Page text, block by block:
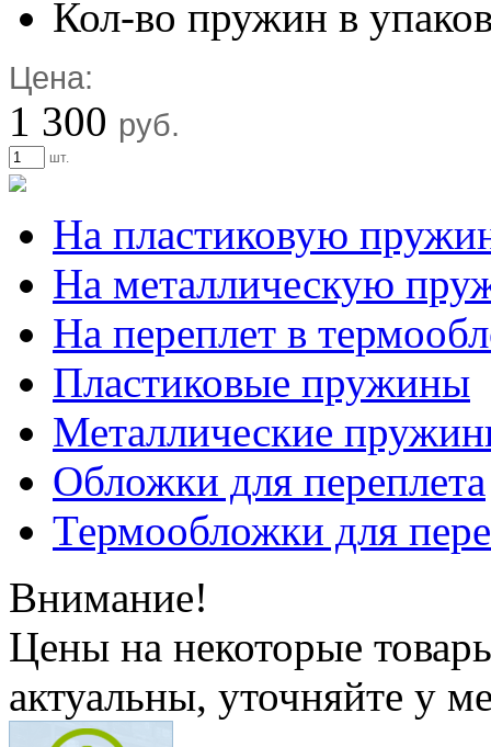
Кол-во пружин в
Цена:
1 300 руб.
шт.
На пластиковую
На металлическую
На переплет в
Пластиковые пружины
Металлические
Обложки для переплета
Термообложки для
Внимание!
Цены на некоторые
актуальны, уточняйте у